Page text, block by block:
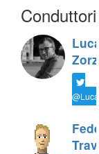
Conduttori
Luca
Zorzi